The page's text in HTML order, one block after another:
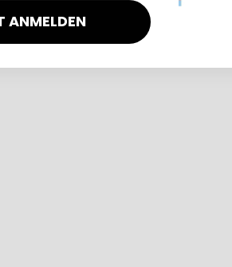
ANMELDEN